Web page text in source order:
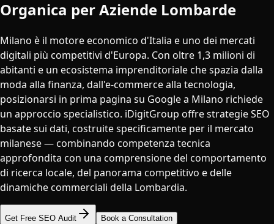
Organica per Aziende Lombarde
Milano è il motore economico d'Italia e uno dei mercati
digitali più competitivi d'Europa. Con oltre 1,3 milioni di
abitanti e un ecosistema imprenditoriale che spazia dalla
moda alla finanza, dall'e-commerce alla tecnologia,
posizionarsi in prima pagina su Google a Milano richiede
un approccio specialistico. iDigitGroup offre strategie SEO
basate sui dati, costruite specificamente per il mercato
milanese — combinando competenza tecnica
approfondita con una comprensione del comportamento
di ricerca locale, del panorama competitivo e delle
dinamiche commerciali della Lombardia.
Get Free SEO Audit Book a Consultation